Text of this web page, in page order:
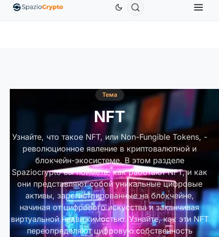
EthereumETH1 880,58 $ TetherUSDT0,9991 $ BNBBNB
Тема
NFT
Узнайте, что такое NFT, или Non-Fungible Tokens, -
революционное явление в криптовалютной и
блокчейн-экосистеме. В этом разделе
Spaziocrypto вы поймете, как работают NFT, и как
они представляют собой уникальные цифровые
активы, зарегистрированные на блокчейне,
начиная от цифрового искусства и заканчивая
виртуальной недвижимостью. Узнайте, как эти NFT
переопределяют цифровую собственность